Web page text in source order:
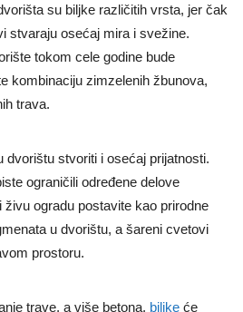
su biljke različitih vrsta, jer čak
stvaraju osećaj mira i svežine.
tokom cele godine bude
kombinaciju zimzelenih žbunova,
trava.
dvorištu stvoriti i osećaj prijatnosti.
ograničili određene delove
ogradu postavite kao prirodne
u dvorištu, a šareni cvetovi
prostoru.
trave, a više betona, biljke će